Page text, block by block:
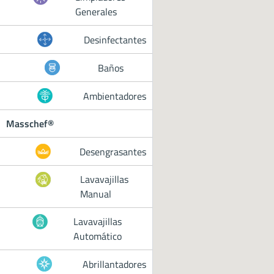
Generales
Desinfectantes
Baños
Ambientadores
Masschef®
Desengrasantes
Lavavajillas
Manual
Lavavajillas
Automático
Abrillantadores